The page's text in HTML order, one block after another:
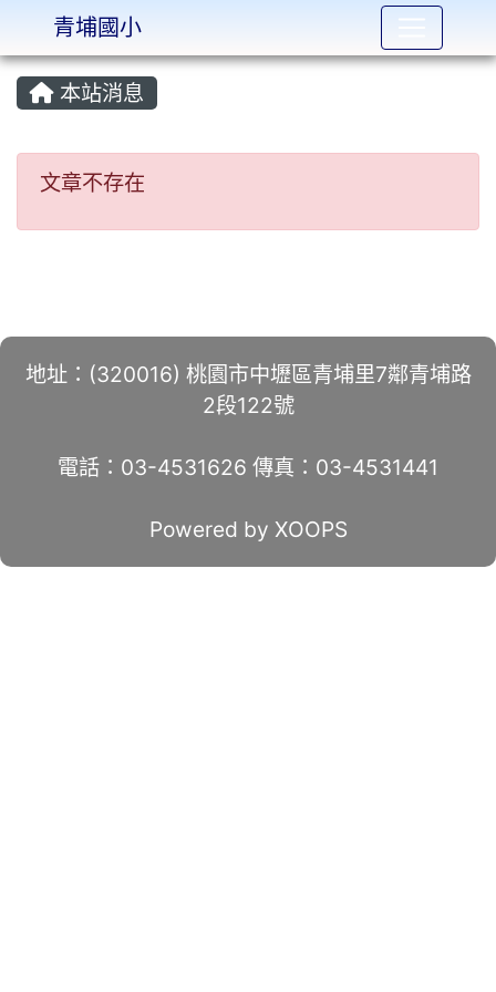
:::
本站消息
文章不存在
文章不存在
地址：(320016) 桃園市中壢區青埔里7鄰青埔路
2段122號
電話：03-4531626 傳真：03-4531441
Powered by XOOPS
青埔國小